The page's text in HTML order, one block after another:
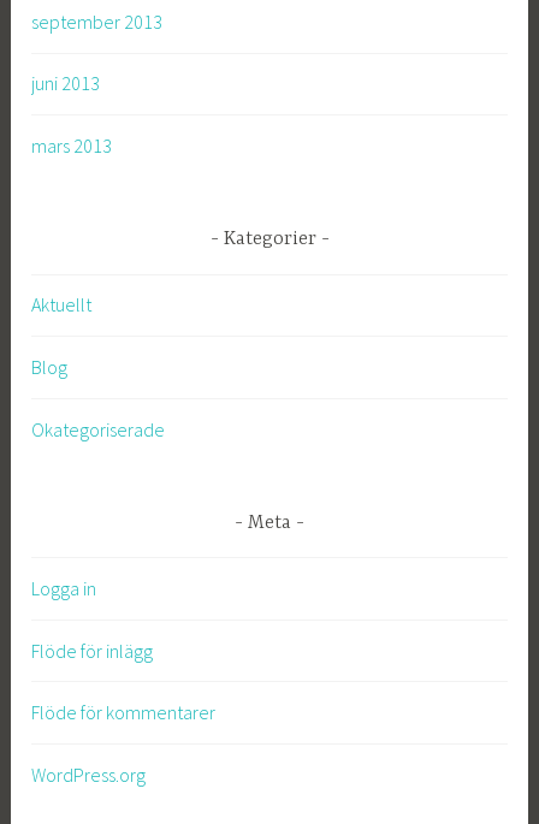
september 2013
juni 2013
mars 2013
Kategorier
Aktuellt
Blog
Okategoriserade
Meta
Logga in
Flöde för inlägg
Flöde för kommentarer
WordPress.org